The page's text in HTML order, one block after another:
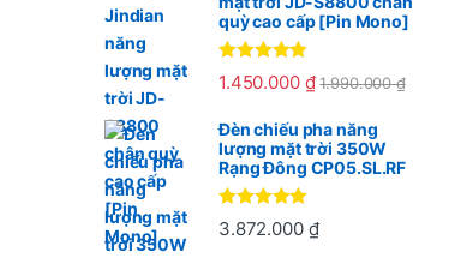
quỳ cao cấp [Pin Mono]
Được xếp
hạng5.005
1.450.000 ₫ 1.990.000₫
Đèn chiếu pha năng
lượng mặt trời 350W
Rạng Đông CP05.SL.RF
Được xếp
hạng 55
3.872.000 ₫